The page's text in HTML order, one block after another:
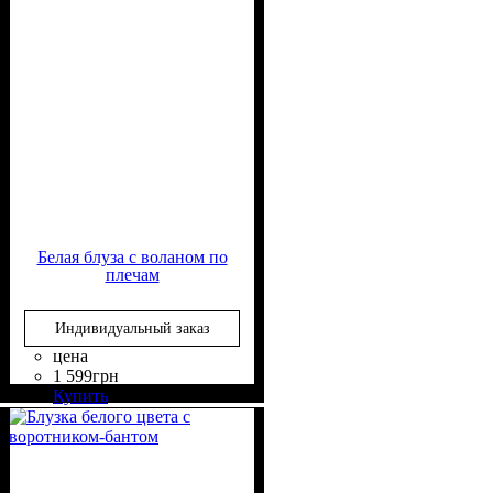
Белая блуза с воланом по
плечам
Индивидуальный заказ
цена
1 599грн
Купить
Состав ткани
Вискоза, 50% Полиэстер
Крой: свободный
Длина: до бедра
Длина рукава
Стиль: casual